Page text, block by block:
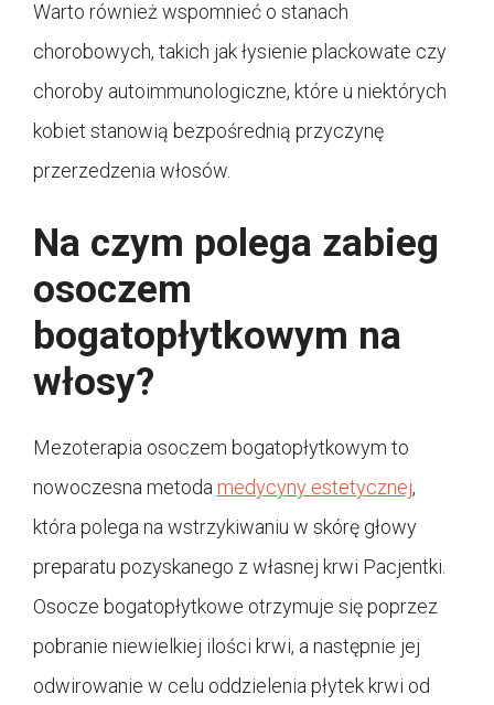
Warto również wspomnieć o stanach
chorobowych, takich jak łysienie plackowate czy
choroby autoimmunologiczne, które u niektórych
kobiet stanowią bezpośrednią przyczynę
przerzedzenia włosów.
Na czym polega zabieg
osoczem
bogatopłytkowym na
włosy?
Mezoterapia osoczem bogatopłytkowym to
nowoczesna metoda medycyny estetycznej,
która polega na wstrzykiwaniu w skórę głowy
preparatu pozyskanego z własnej krwi Pacjentki.
Osocze bogatopłytkowe otrzymuje się poprzez
pobranie niewielkiej ilości krwi, a następnie jej
odwirowanie w celu oddzielenia płytek krwi od